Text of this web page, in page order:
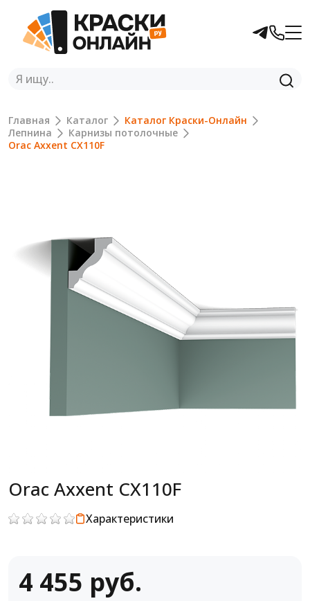
Главная Каталог
Каталог Краски-Онлайн
Лепнина
Карнизы потолочные
Orac Axxent CX110F
Orac Axxent CX110F
Характеристики
4 455 руб.